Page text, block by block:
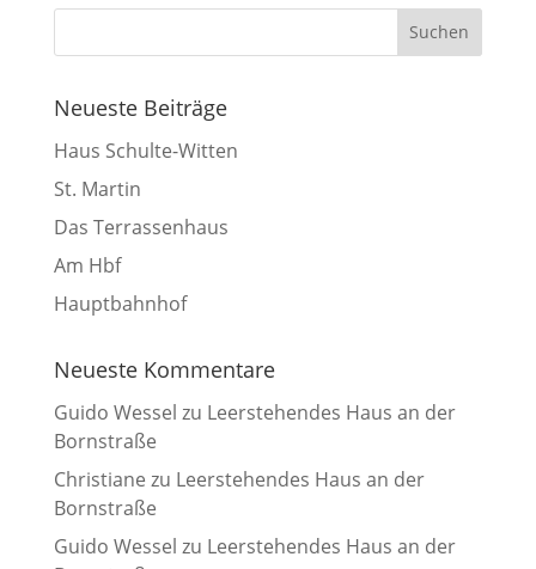
Neueste Beiträge
Haus Schulte-Witten
St. Martin
Das Terrassenhaus
Am Hbf
Hauptbahnhof
Neueste Kommentare
Guido Wessel zu Leerstehendes Haus an der
Bornstraße
Christiane zu Leerstehendes Haus an der
Bornstraße
Guido Wessel zu Leerstehendes Haus an der